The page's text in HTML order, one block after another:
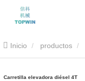
Inicio productos
Carretilla elevadora diésel 4T